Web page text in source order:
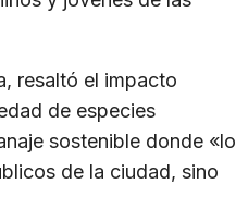
resaltó el impacto
de especies
sostenible donde «lo
de la ciudad, sino